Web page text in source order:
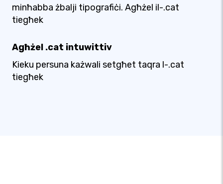
minħabba żbalji tipografiċi. Agħżel il-.cat
tiegħek
Agħżel .cat intuwittiv
Kieku persuna każwali setgħet taqra l-.cat
tiegħek